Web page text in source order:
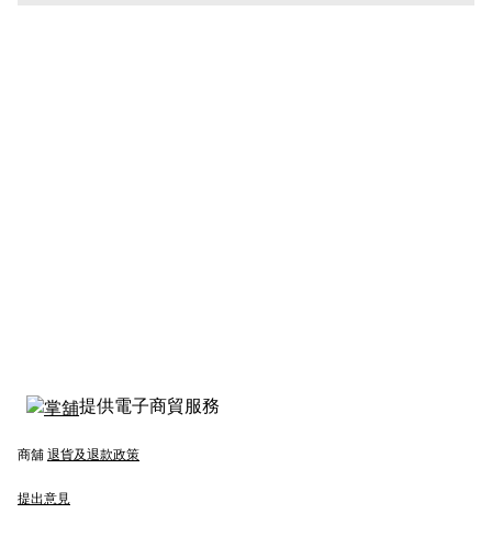
提供電子商貿服務
商舖 退貨及退款政策
提出意見